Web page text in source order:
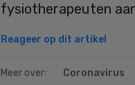
fysiotherapeuten
Reageer op dit artikel
Meer over: Coronavirus